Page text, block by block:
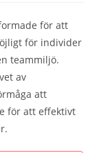
för att
för individer
teammiljö.
av
att
för att effektivt